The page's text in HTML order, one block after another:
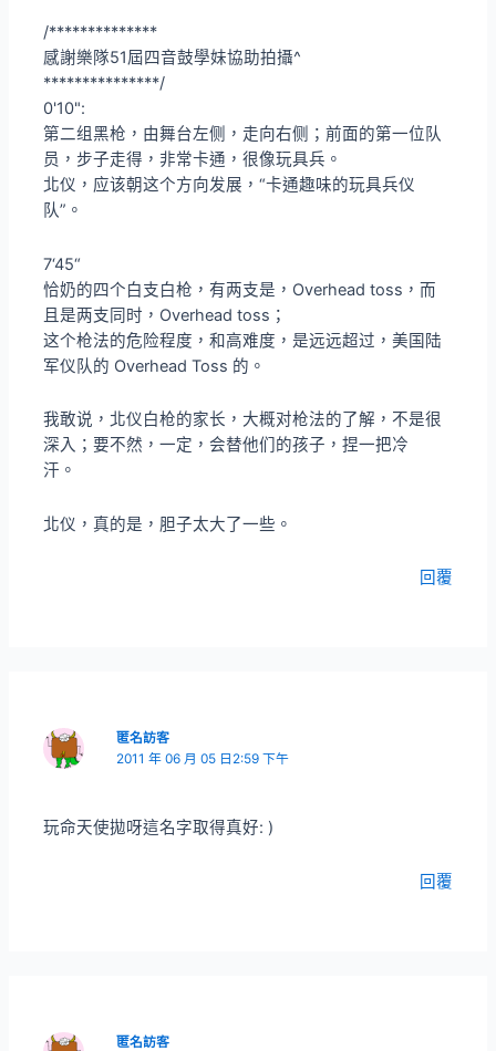
/**************
感謝樂隊51屆四音鼓學妹協助拍攝^
***************/
0'10":
第二组黑枪，由舞台左侧，走向右侧；前面的第一位队
员，步子走得，非常卡通，很像玩具兵。
北仪，应该朝这个方向发展，“卡通趣味的玩具兵仪
队”。
7‘45“
恰奶的四个白支白枪，有两支是，Overhead toss，而
且是两支同时，Overhead toss；
这个枪法的危险程度，和高难度，是远远超过，美国陆
军仪队的 Overhead Toss 的。
我敢说，北仪白枪的家长，大概对枪法的了解，不是很
深入；要不然，一定，会替他们的孩子，捏一把冷
汗。
北仪，真的是，胆子太大了一些。
回覆
匿名訪客
2011 年 06 月 05 日2:59 下午
玩命天使拋呀這名字取得真好: )
回覆
匿名訪客